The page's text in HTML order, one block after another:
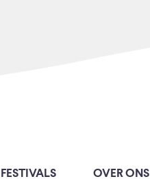
FESTIVALS OVER ONS